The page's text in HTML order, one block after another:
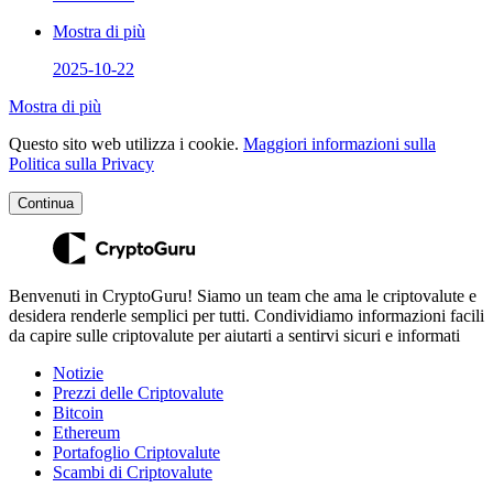
Mostra di più
2025-10-22
Mostra di più
Questo sito web utilizza i cookie. Maggiori informazioni sulla
Politica sulla Privacy
Continua
Benvenuti in CryptoGuru! Siamo un team che ama le criptovalute e
desidera renderle semplici per tutti. Condividiamo informazioni facili
da capire sulle criptovalute per aiutarti a sentirvi sicuri e informati
Notizie
Prezzi delle Criptovalute
Bitcoin
Ethereum
Portafoglio Criptovalute
Scambi di Criptovalute